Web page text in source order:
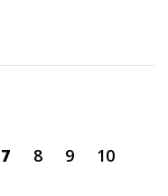
7 8 9
10